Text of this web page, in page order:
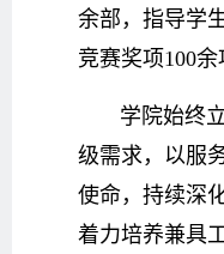
余部，指导学
竞赛奖项100余
学院始终立
级需求，以服
使命，持续深
着力培养兼具